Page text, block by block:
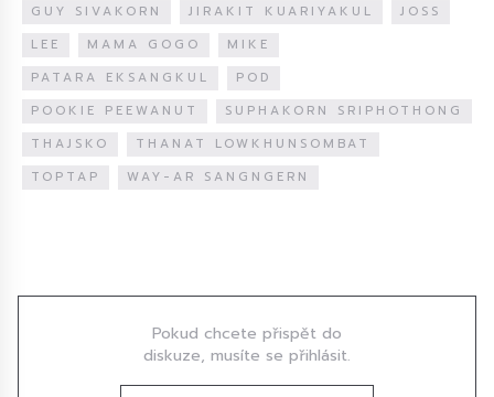
GUY SIVAKORN
JIRAKIT KUARIYAKUL
JOSS
LEE
MAMA GOGO
MIKE
PATARA EKSANGKUL
POD
POOKIE PEEWANUT
SUPHAKORN SRIPHOTHONG
THAJSKO
THANAT LOWKHUNSOMBAT
TOPTAP
WAY-AR SANGNGERN
Pokud chcete přispět do
diskuze, musíte se přihlásit.